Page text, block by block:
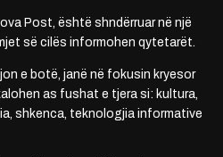
Post, është shndërruar në një
së cilës informohen qytetarët.
e botë, janë në fokusin kryesor
as fushat e tjera si: kultura,
shkenca, teknologjia informative